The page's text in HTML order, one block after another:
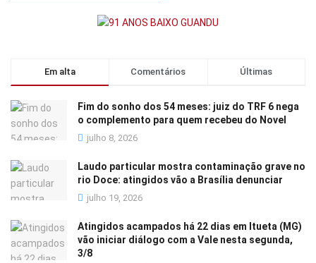
Em alta Comentários Últimas
Fim do sonho dos 54 meses: juiz do TRF 6 nega
o complemento para quem recebeu do Novel
julho 8, 2026
Laudo particular mostra contaminação grave no
rio Doce: atingidos vão a Brasília denunciar
julho 19, 2026
Atingidos acampados há 22 dias em Itueta (MG)
vão iniciar diálogo com a Vale nesta segunda,
3/8